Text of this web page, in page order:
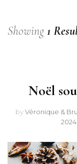
Showing1
Noël
byVéronique &
2024